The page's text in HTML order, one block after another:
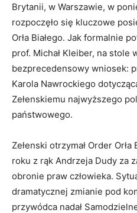
Brytanii, w Warszawie, w
rozpoczęło się kluczowe
Orła Białego. Jak formalnie
prof. Michał Kleiber, na stole
bezprecedensowy wniosek:
Karola Nawrockiego
Zełenskiemu najwyższego
państwowego.
Zełenski otrzymał Order
roku z rąk Andrzeja Dudy za
obronie praw człowieka.
dramatycznej zmianie pod
przywódca nadał